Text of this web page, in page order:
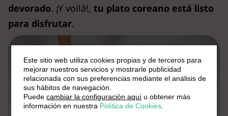
devorado. ¡Y voilà!, tu plato coreano está listo
para disfrutar.
Este sitio web utiliza cookies propias y de terceros para
mejorar nuestros servicios y mostrarle publicidad
relacionada con sus preferencias mediante el análisis de
sus hábitos de navegación.
Puedecambiar la configuración aquí u obtener más
información en nuestra Política de Cookies